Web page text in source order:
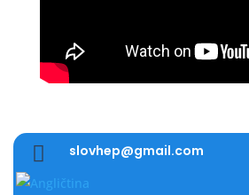
 slovhep@gmail.com